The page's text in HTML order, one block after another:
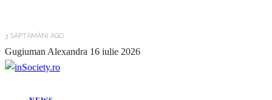
3 SĂPTĂMÂNI AGO
Gugiuman Alexandra 16 iulie 2026